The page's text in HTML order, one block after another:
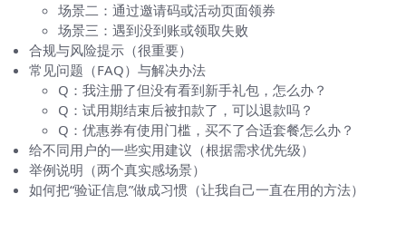
场景二：通过邀请码或活动页面领券
场景三：遇到没到账或领取失败
合规与风险提示（很重要）
常见问题（FAQ）与解决办法
Q：我注册了但没有看到新手礼包，怎么办？
Q：试用期结束后被扣款了，可以退款吗？
Q：优惠券有使用门槛，买不了合适套餐怎么办？
给不同用户的一些实用建议（根据需求优先级）
举例说明（两个真实感场景）
如何把“验证信息”做成习惯（让我自己一直在用的方法）